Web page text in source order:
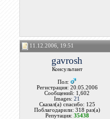
11.12.2006, 19:51
gavrosh
Консультант
Пол:
Регистрация: 20.05.2006
Сообщений: 1,602
Images:21
Сказал(а) спасибо: 125
Поблагодарили: 318 раз(а)
Репутация: 35438